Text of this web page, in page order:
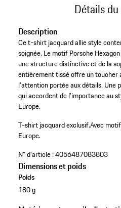
Détails
Description
Ce t-shirt jacquard allie style
soignée. Le motif Porsche
une structure distinctive et de la
entièrement tissé offre un toucher
l’attention portée aux détails. Une
qui accordent de l’importance au
Europe.
T-shirt jacquard exclusif.Avec
Europe.
N° d'article :4056487083803
Dimensions et poids
Poids
180 g